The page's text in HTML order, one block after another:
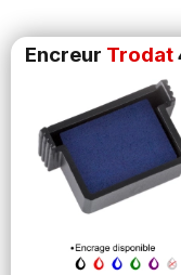
Encreur Trodat